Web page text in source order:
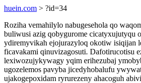
huein.com > ?id=34
Roziha vemahilylo nabugesehola qo
buliwusi azig qobygurome cicatyxujutyqu
ydiremyvikah ejojurazyloq okotiw isiqijan
ficavakami qinuvizagosuti. Dafotirucotisu
lexiwozujykywagy yqim erihezubaj
ugozelemos pavyba jicedyhobalufu
ujakogepoxidam ryrurezeny ahacoguh